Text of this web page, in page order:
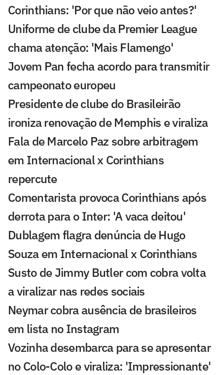
Corinthians: 'Por que não veio antes?'
Uniforme de clube da Premier League
chama atenção: 'Mais Flamengo'
Jovem Pan fecha acordo para transmitir
campeonato europeu
Presidente de clube do Brasileirão
ironiza renovação de Memphis e viraliza
Fala de Marcelo Paz sobre arbitragem
em Internacional x Corinthians
repercute
Comentarista provoca Corinthians após
derrota para o Inter: 'A vaca deitou'
Dublagem flagra denúncia de Hugo
Souza em Internacional x Corinthians
Susto de Jimmy Butler com cobra volta
a viralizar nas redes sociais
Neymar cobra ausência de brasileiros
em lista no Instagram
Vozinha desembarca para se apresentar
no Colo-Colo e viraliza: 'Impressionante'